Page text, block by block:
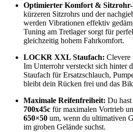
Optimierter Komfort & Sitzrohr-
kürzeren Sitzrohrs und der
werden Vibrationen effektiv
Tuning am Tretlager sorgt für
gleichzeitig hohem Fahrkomfort.
LOCKR XXL Staufach: Clevere
Im Unterrohr versteckt sich hinter
Staufach für Ersatzschlauch,
bleibt dein Rücken frei und das
Maximale Reifenfreiheit: Du
700x45c für maximalen Vortrieb
650×50 um, wenn du ultimativen
im groben Gelände suchst.